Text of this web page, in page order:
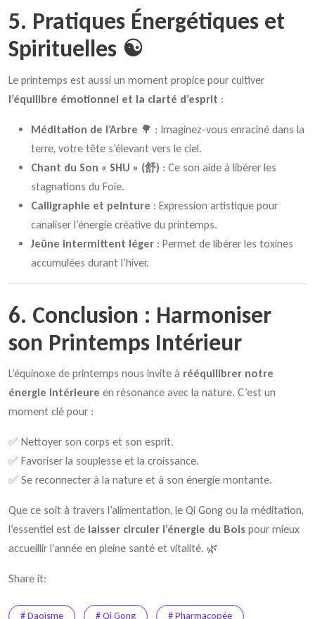
5. Pratiques Énergétiques et
Spirituelles ☯️
Le printemps est aussi un moment propice pour cultiver
l’équilibre émotionnel et la clarté d’esprit :
Méditation de l’Arbre 🌳 : Imaginez-vous enraciné dans la
terre, votre tête s’élevant vers le ciel.
Chant du Son « SHU » (舒) : Ce son aide à libérer les
stagnations du Foie.
Calligraphie et peinture : Expression artistique pour
canaliser l’énergie créative du printemps.
Jeûne intermittent léger : Permet de libérer les toxines
accumulées durant l’hiver.
6. Conclusion : Harmoniser
son Printemps Intérieur
L’équinoxe de printemps nous invite à rééquilibrer notre
énergie intérieure en résonance avec la nature. C’est un
moment clé pour :
✅ Nettoyer son corps et son esprit.
✅ Favoriser la souplesse et la croissance.
✅ Se reconnecter à la nature et à son énergie montante.
Que ce soit à travers l’alimentation, le Qi Gong ou la méditation,
l’essentiel est de laisser circuler l’énergie du Bois pour mieux
accueillir l’année en pleine santé et vitalité. 🌿
Share it:
# Daoïsme # Qi Gong # Pharmacopée